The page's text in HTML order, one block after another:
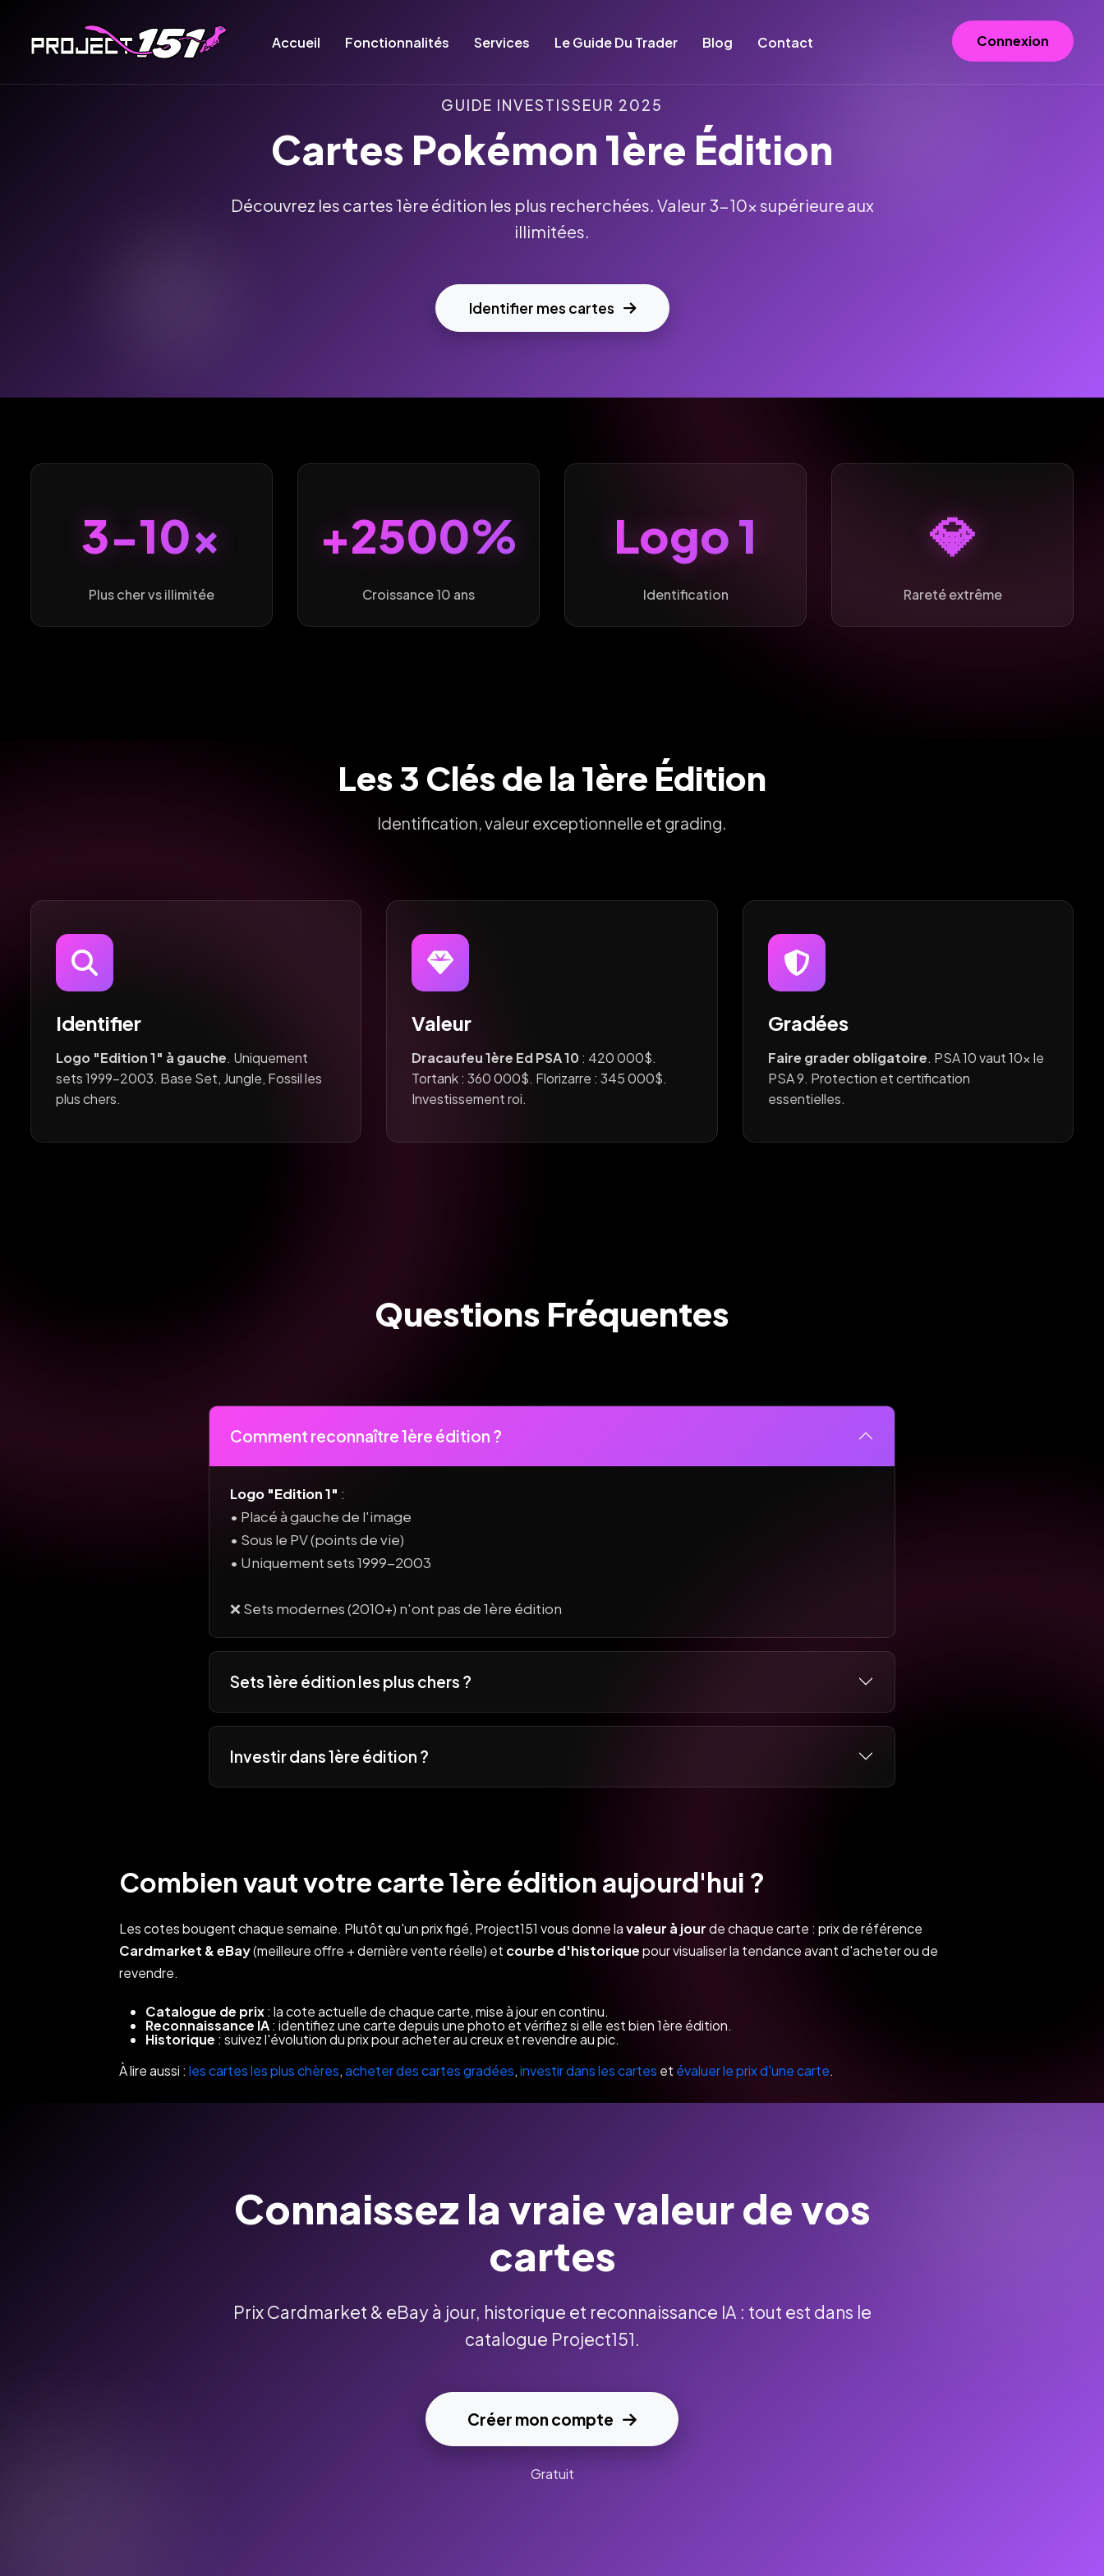
Accueil Fonctionnalités Services Le Guide Du Trader Blog Contact Connexion
GUIDE INVESTISSEUR 2025
Cartes Pokémon 1ère Édition
Découvrez les cartes 1ère édition les plus recherchées. Valeur 3-10x supérieure aux
illimitées.
Identifier mes cartes
3-10x
Plus cher vs illimitée
+2500%
Croissance 10 ans
Logo 1
Identification
💎
Rareté extrême
Les 3 Clés de la 1ère Édition
Identification, valeur exceptionnelle et grading.
Identifier
Logo "Edition 1" à gauche. Uniquement
sets 1999-2003. Base Set, Jungle, Fossil les
plus chers.
Valeur
Dracaufeu 1ère Ed PSA 10: 420 000$.
Tortank : 360 000$. Florizarre : 345 000$.
Investissement roi.
Gradées
Faire grader obligatoire. PSA 10 vaut 10x le
PSA 9. Protection et certification
essentielles.
Questions Fréquentes
Comment reconnaître 1ère édition ?
Logo "Edition 1" :
• Placé à gauche de l'image
• Sous le PV (points de vie)
• Uniquement sets 1999-2003
❌ Sets modernes (2010+) n'ont pas de 1ère édition
Sets 1ère édition les plus chers ?
Investir dans 1ère édition ?
Combien vaut votre carte 1ère édition aujourd'hui ?
Les cotes bougent chaque semaine. Plutôt qu'un prix figé, Project151 vous donne lavaleur à jourde chaque carte : prix de référence
Cardmarket & eBay(meilleure offre + dernière vente réelle) et courbe d'historiquepour visualiser la tendance avant d'acheter ou de
revendre.
Catalogue de prix: la cote actuelle de chaque carte, mise à jour en continu.
Reconnaissance IA: identifiez une carte depuis une photo et vérifiez si elle est bien 1ère édition.
Historique : suivez l'évolution du prix pour acheter au creux et revendre au pic.
À lire aussi :les cartes les plus chères,acheter des cartes gradées,investir dans les cartes et évaluer le prix d'une carte.
Connaissez la vraie valeur de vos
cartes
Prix Cardmarket & eBay à jour, historique et reconnaissance IA : tout est dans le
catalogue Project151.
Créer mon compte
Gratuit